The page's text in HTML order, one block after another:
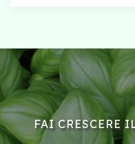
FAI CRESCERE